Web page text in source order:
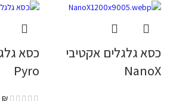
כסא גלגלים אקטיבי
NanoX
Pyro
₪